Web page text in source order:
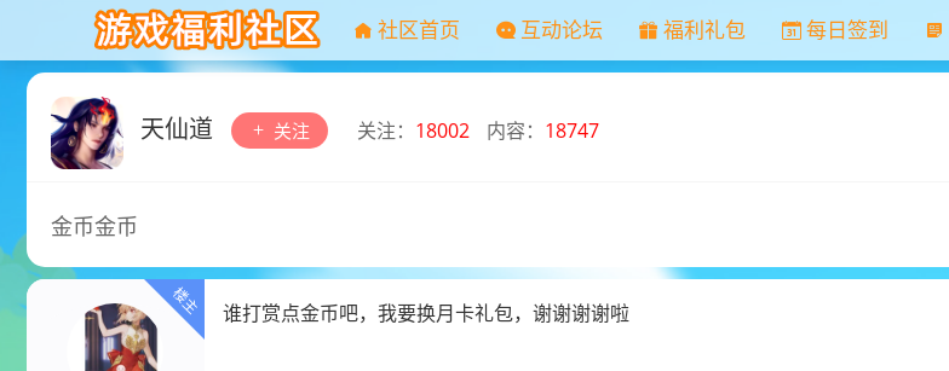
社区首页 互动论坛 福利礼包 每日签到
天仙道 关注 关注： 18002 内容： 18747
金币金币
谁打赏点金币吧，我要换月卡礼包，谢谢谢谢啦